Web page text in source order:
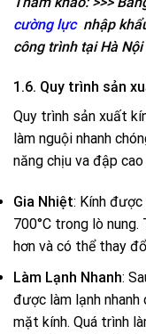
cường lựcnhập
công trình tại Hà Nội
1.6. Quy trình sản
Quy trình sản xuất
làm nguội nhanh
năng chịu va đập cao
Gia Nhiệt: Kính
700°C trong lò
hơn và có thể thay
Làm Lạnh Nhanh:
được làm lạnh nhanh
mặt kính. Quá trình